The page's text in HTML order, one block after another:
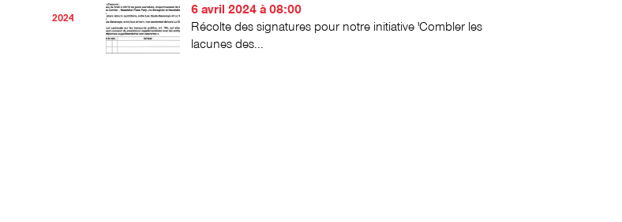
2024
6 avril 2024 à 08:00
Récolte des signatures pour notre initiative 'Combler les
lacunes des...